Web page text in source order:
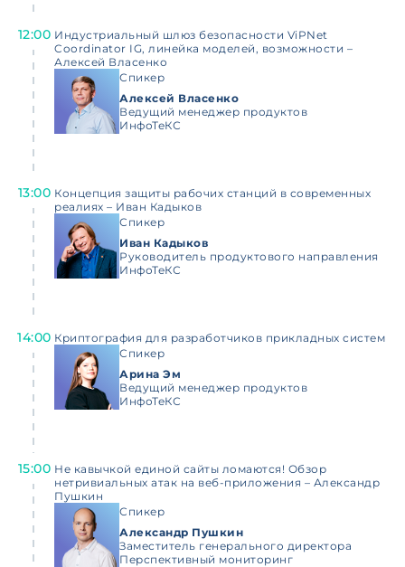
12:00 Индустриальный шлюз безопасности ViPNet
Coordinator IG, линейка моделей, возможности –
Алексей Власенко
Спикер
Алексей Власенко
Ведущий менеджер продуктов
ИнфоТеКС
13:00 Концепция защиты рабочих станций в современных
реалиях – Иван Кадыков
Спикер
Иван Кадыков
Руководитель продуктового направления
ИнфоТеКС
14:00 Криптография для разработчиков прикладных систем
Спикер
Арина Эм
Ведущий менеджер продуктов
ИнфоТеКС
15:00 Не кавычкой единой сайты ломаются! Обзор
нетривиальных атак на веб-приложения – Александр
Пушкин
Спикер
Александр Пушкин
Заместитель генерального директора
Перспективный мониторинг